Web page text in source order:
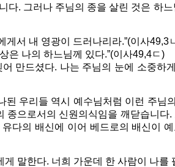
다. 그러나 주님의 종을 살린 것은 하
게서 내 영광이 드러나리라.”(이사49,3
은 나의 하느님께 있다.”(이사49,4ㄷ)
만드셨다. 나는 주님의 눈에 소중하
된 우리들 역시 예수님처럼 이런 주님
종으로서의 신원의식임을 깨닫습니
다의 배신에 이어 베드로의 배신이
말한다. 너희 가운데 한 사람이 나를